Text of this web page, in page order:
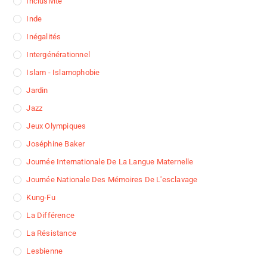
Inde
Inégalités
Intergénérationnel
Islam - Islamophobie
Jardin
Jazz
Jeux Olympiques
Joséphine Baker
Journée Internationale De La Langue Maternelle
Journée Nationale Des Mémoires De L'esclavage
Kung-Fu
La Différence
La Résistance
Lesbienne